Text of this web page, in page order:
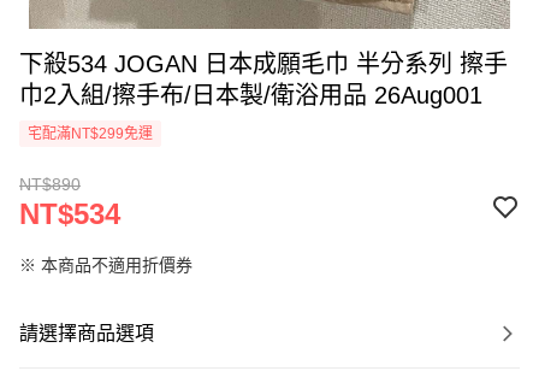
下殺534 JOGAN 日本成願毛巾 半分系列 擦手
巾2入組/擦手布/日本製/衛浴用品 26Aug001
宅配滿NT$299免運
NT$890
NT$534
※ 本商品不適用折價券
請選擇商品選項